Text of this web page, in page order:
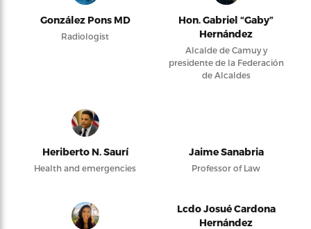
González Pons MD
Radiologist
Hon. Gabriel “Gaby”
Hernández
Alcalde de Camuy y
presidente de la Federación
de Alcaldes
Heriberto N. Saurí
Health and emergencies
Jaime Sanabria
Professor of Law
Lcdo Josué Cardona
Hernández